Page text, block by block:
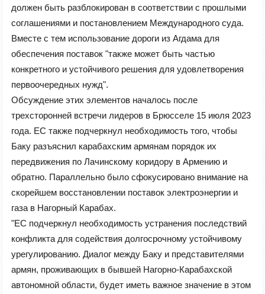
должен быть разблокирован в соответствии с прошлыми
соглашениями и постановлением Международного суда.
Вместе с тем использование дороги из Агдама для
обеспечения поставок "также может быть частью
конкретного и устойчивого решения для удовлетворения
первоочередных нужд".
Обсуждение этих элементов началось после
трехсторонней встречи лидеров в Брюсселе 15 июля 2023
года. ЕС также подчеркнул необходимость того, чтобы
Баку разъяснил карабахским армянам порядок их
передвижения по Лачинскому коридору в Армению и
обратно. Параллельно было сфокусировано внимание на
скорейшем восстановлении поставок электроэнергии и
газа в Нагорный Карабах.
"ЕС подчеркнул необходимость устранения последствий
конфликта для содействия долгосрочному устойчивому
урегулированию. Диалог между Баку и представителями
армян, проживающих в бывшей Нагорно-Карабахской
автономной области, будет иметь важное значение в этом